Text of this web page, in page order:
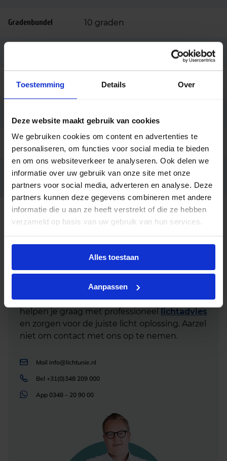
Toestemming Details Over
Deze website maakt gebruik van cookies
We gebruiken cookies om content en advertenties te
personaliseren, om functies voor social media te bieden
en om ons websiteverkeer te analyseren. Ook delen we
informatie over uw gebruik van onze site met onze
partners voor social media, adverteren en analyse. Deze
partners kunnen deze gegevens combineren met andere
informatie die u aan ze heeft verstrekt of die ze hebben
verzameld op basis van uw gebruik van hun services.
Alles toestaan
Aanpassen
Gradenbundel 10 graden
Merk Philips
Ean code 8718291241928
Fabrikantnaam
MC CDM-R Elite 35W/930 E27
PAR30L 10D
Heb je advies nodig of ben je op zoek naar
een alternatieve oplossing? Onze lichtexperts
helpen je graag met professioneel lichtadvies
en zorgen voor de juiste licht oplossing. Aarzel
niet om contact met ons op te nemen.
Mail info@lichtunie.nl
Bel +31(0)348 209 000
App 0348 – 20 90 00